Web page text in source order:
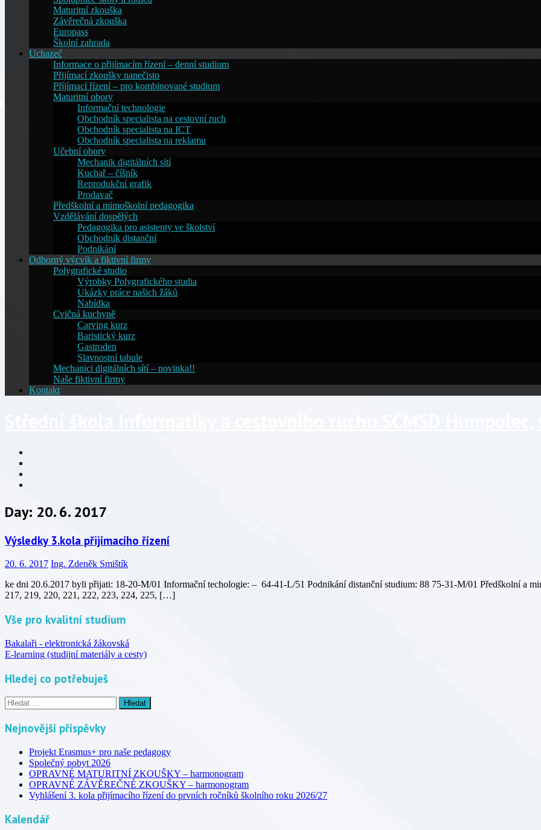
Maturitní zkouška
Závěrečná zkouška
Europass
Školní zahrada
Uchazeč
Informace o přijímacím řízení – denní studium
Přijímací zkoušky nanečisto
Příjímací řízení – pro kombinované studium
Maturitní obory
Informační technologie
Obchodník specialista na cestovní ruch
Obchodník specialista na ICT
Obchodník specialista na reklamu
Učební obory
Mechanik digitálních sítí
Kuchař – číšník
Reprodukční grafik
Prodavač
Předškolní a mimoškolní pedagogika
Vzdělávání dospělých
Pedagogika pro asistenty ve školství
Obchodník distanční
Podnikání
Odborný výcvik a fiktivní firmy
Polygrafické studio
Výrobky Polygrafického studia
Ukázky práce našich žáků
Nabídka
Cvičná kuchyně
Carving kurz
Baristický kurz
Gastroden
Slavnostní tabule
Mechanici digitálních sítí – novinka!!
Naše fiktivní firmy
Kontakt
Day: 20. 6. 2017
Výsledky 3.kola přijímacího řízení
20. 6. 2017 Ing. Zdeněk Smištík
ke dni 20.6.2017 byli přijati: 18-20-M/01 Informační techologie: – 64-41-L/51 Podnikání distanční studium: 88 75-31-M/01 Předškolní a
217, 219, 220, 221, 222, 223, 224, 225, […]
Vše pro kvalitní studium
Bakalaři - elektronická žákovská
E-learning (studijní materiály a cesty)
Hledej co potřebuješ
Vyhledávání
Nejnovější příspěvky
Projekt Erasmus+ pro naše pedagogy
Společný pobyt 2026
OPRAVNÉ MATURITNÍ ZKOUŠKY – harmonogram
OPRAVNÉ ZÁVĚREČNÉ ZKOUŠKY – harmonogram
Vyhlášení 3. kola přijímacího řízení do prvních ročníků školního roku 2026/27
Kalendář